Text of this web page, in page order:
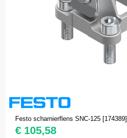
Festo scharnierflens SNC-125 [174389]
€ 105,58